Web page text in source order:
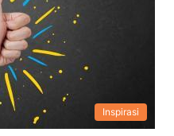
Inspirasi